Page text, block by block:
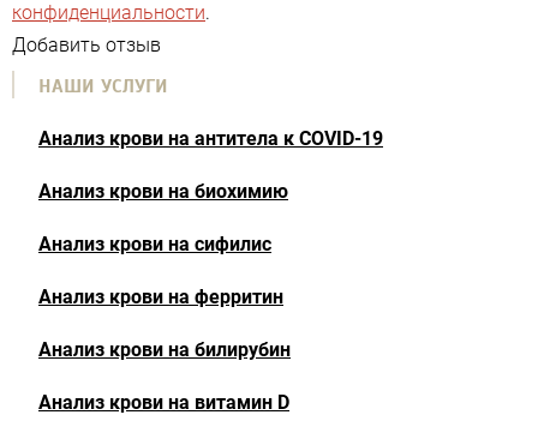
конфиденциальности.
Добавить отзыв
НАШИ УСЛУГИ
Анализ крови на антитела к COVID-19
Анализ крови на биохимию
Анализ крови на сифилис
Анализ крови на ферритин
Анализ крови на билирубин
Анализ крови на витамин D